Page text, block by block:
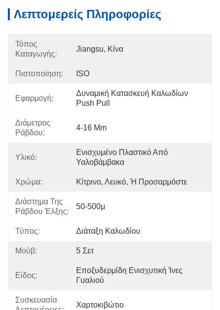
Λεπτομερείς Πληροφορίες
Τόπος
Καταγωγής:
Jiangsu, Κίνα
Πιστοποίηση: ISO
Εφαρμογή:
Δυναμική Κατασκευή Καλωδίων
Push Pull
Διάμετρος
Ράβδου:
4-16 Mm
Υλικό:
Ενισχυμένο Πλαστικό Από
Υαλοβάμβακα
Χρώμα: Κίτρινο, Λευκό, Ή Προσαρμόστε
Διάστημα Της
Ράβδου Έλξης:
50-500μ
Τύπος: Διάταξη Καλωδίου
Μούβ: 5 Σετ
Είδος:
Εποξυδερμίδη Ενισχυτική Ίνες
Γυαλιού
Συσκευασία
Χαρτοκιβώτιο